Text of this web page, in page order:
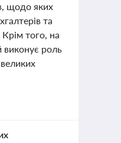
щодо яких
та
того, на
виконує роль